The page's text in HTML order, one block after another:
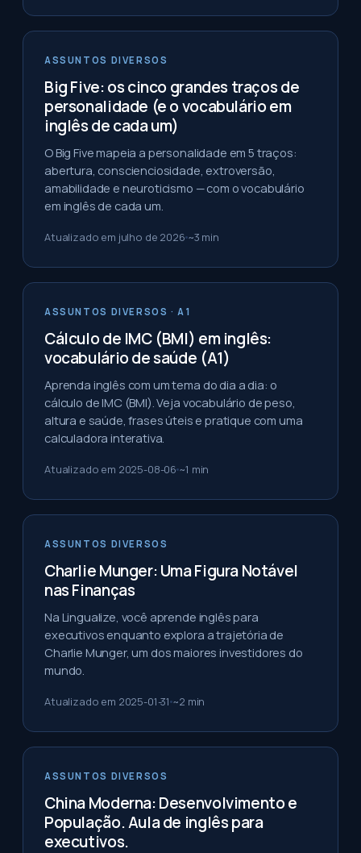
ASSUNTOS DIVERSOS
Big Five: os cinco grandes traços de
personalidade (e o vocabulário em
inglês de cada um)
O Big Five mapeia a personalidade em 5 traços:
abertura, conscienciosidade, extroversão,
amabilidade e neuroticismo — com o vocabulário
em inglês de cada um.
Atualizado em julho de 2026 ~3 min
ASSUNTOS DIVERSOS · A1
Cálculo de IMC (BMI) em inglês:
vocabulário de saúde (A1)
Aprenda inglês com um tema do dia a dia: o
cálculo de IMC (BMI). Veja vocabulário de peso,
altura e saúde, frases úteis e pratique com uma
calculadora interativa.
Atualizado em 2025-08-06 ~1 min
ASSUNTOS DIVERSOS
Charlie Munger: Uma Figura Notável
nas Finanças
Na Lingualize, você aprende inglês para
executivos enquanto explora a trajetória de
Charlie Munger, um dos maiores investidores do
mundo.
Atualizado em 2025-01-31 ~2 min
ASSUNTOS DIVERSOS
China Moderna: Desenvolvimento e
População. Aula de inglês para
executivos.